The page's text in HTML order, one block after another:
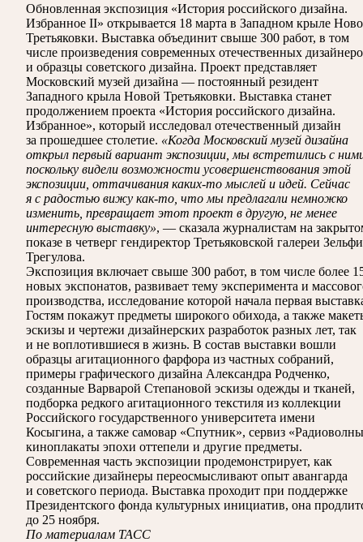
Обновленная экспозиция «История российского дизайна.
Избранное II» открывается 18 марта в Западном крыле
Третьяковки. Выставка объединит свыше 300 работ, в том
числе произведения современных отечественных
и образцы советского дизайна. Проект представляет
Московский музей дизайна — постоянный резидент
Западного крыла Новой Третьяковки. Выставка станет
продолжением проекта «История российского дизайна.
Избранное», который исследовал отечественный дизайн
за прошедшее столетие. «Когда Московский музей дизайна
открыл первый вариант экспозиции, мы встретились с
поскольку видели возможности усовершенствования этой
экспозиции, оттачивания каких-то мыслей и идей. Сейчас
я с радостью вижу как-то, что мы предлагали немножко
изменить, превращает этот проект в другую, не менее
интересную выставку», — сказала журналистам на
показе в четверг гендиректор Третьяковской галереи
Трегулова.
Экспозиция включает свыше 300 работ, в том числе более
новых экспонатов, развивает тему эксперимента и
производства, исследование которой начала первая
Гостям покажут предметы широкого обихода, а также
эскизы и чертежи дизайнерских разработок разных лет, так
и не воплотившиеся в жизнь. В состав выставки вошли
образцы агитационного фарфора из частных собраний,
примеры графического дизайна Александра Родченко,
созданные Варварой Степановой эскизы одежды и тканей,
подборка редкого агитационного текстиля из коллекции
Российского государственного университета имени
Косыгина, а также самовар «Спутник», сервиз
киноплакаты эпохи оттепели и другие предметы.
Современная часть экспозиции продемонстрирует, как
российские дизайнеры переосмысливают опыт авангарда
и советского периода. Выставка проходит при поддержке
Президентского фонда культурных инициатив, она
до 25 ноября.
По материалам ТАСС